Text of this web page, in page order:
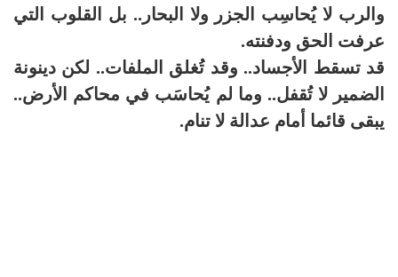
والرب لا يُحاسِب الجزر ولا البحار.. بل القلوب التي
عرفت الحق ودفنته.
قد تسقط الأجساد.. وقد تُغلق الملفات.. لكن دينونة
الضمير لا تُقفل.. وما لم يُحاسَب في محاكم الأرض..
يبقى قائما أمام عدالة لا تنام.